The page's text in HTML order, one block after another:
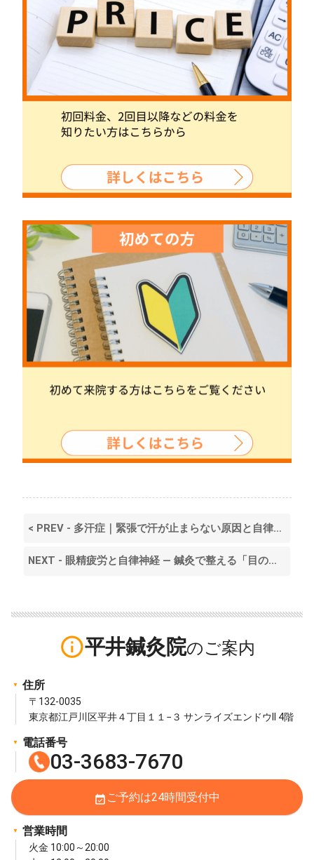
< PREV - 多汗症｜緊張で汗が止まらない原因と自律神経・鍼灸の対策
NEXT - 眼精疲労と自律神経 — 鍼灸で整える「目の疲れ」と全身の不調 >
info_outline平井鍼灸院
住所
〒132-0035
東京都江戸川区平井４丁目１１−３ サンライズエンドウII 4階
電話番号
03-3683-7670
event_available ご予約は24時間受付中
営業時間
火金 10:00～20:00